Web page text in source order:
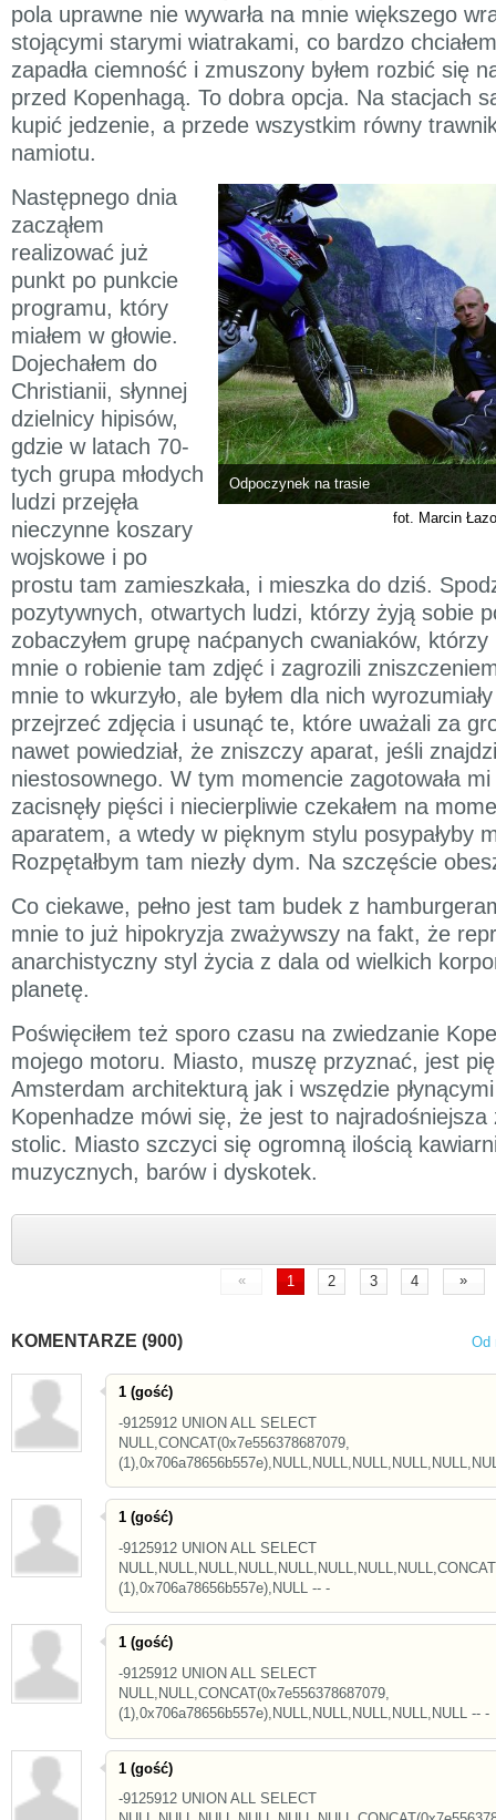
pola uprawne nie wywarła na mnie większego
stojącymi starymi wiatrakami, co bardzo
zapadła ciemność i zmuszony byłem rozbić się
przed Kopenhagą. To dobra opcja. Na stacjach
kupić jedzenie, a przede wszystkim równy
namiotu.
Odpoczynek na trasie
fot. Marcin
Następnego dnia
zacząłem
realizować już
punkt po punkcie
programu, który
miałem w głowie.
Dojechałem do
Christianii, słynnej
dzielnicy hipisów,
gdzie w latach 70-
tych grupa młodych
ludzi przejęła
nieczynne koszary
wojskowe i po
prostu tam zamieszkała, i mieszka do dziś.
pozytywnych, otwartych ludzi, którzy żyją sobie
zobaczyłem grupę naćpanych cwaniaków,
mnie o robienie tam zdjęć i zagrozili
mnie to wkurzyło, ale byłem dla nich
przejrzeć zdjęcia i usunąć te, które uważali za
nawet powiedział, że zniszczy aparat, jeśli
niestosownego. W tym momencie zagotowała mi
zacisnęły pięści i niecierpliwie czekałem na
aparatem, a wtedy w pięknym stylu posypałyby
Rozpętałbym tam niezły dym. Na szczęście
Co ciekawe, pełno jest tam budek z
mnie to już hipokryzja zważywszy na fakt, że
anarchistyczny styl życia z dala od wielkich
planetę.
Poświęciłem też sporo czasu na zwiedzanie
mojego motoru. Miasto, muszę przyznać, jest
Amsterdam architekturą jak i wszędzie
Kopenhadze mówi się, że jest to najradośniejsza
stolic. Miasto szczyci się ogromną ilością
muzycznych, barów i dyskotek.
« 1 2 3 4 »
KOMENTARZE (900) Od
1 (gość)
-9125912 UNION ALL SELECT
NULL,CONCAT(0x7e556378687079,
1 (gość)
-9125912 UNION ALL SELECT
(1),0x706a78656b557e),NULL -- -
1 (gość)
-9125912 UNION ALL SELECT
NULL,NULL,CONCAT(0x7e556378687079,
(1),0x706a78656b557e),NULL,NULL,NULL,NULL,NULL -- -
1 (gość)
-9125912 UNION ALL SELECT